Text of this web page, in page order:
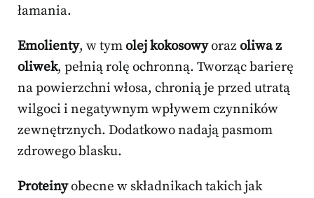
łamania.
Emolienty, w tymolej kokosowyorazoliwa z
oliwek, pełnią rolę ochronną. Tworząc barierę
na powierzchni włosa, chronią je przed utratą
wilgoci i negatywnym wpływem czynników
zewnętrznych. Dodatkowo nadają pasmom
zdrowego blasku.
Proteinyobecne w składnikach takich jak